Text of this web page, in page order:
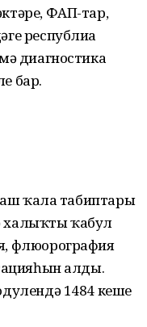
ФАП-тар,
республиа
диагностика
бар.
ҡала табиптары
халыҡты ҡабул
флюорография
алды.
1484 кеше